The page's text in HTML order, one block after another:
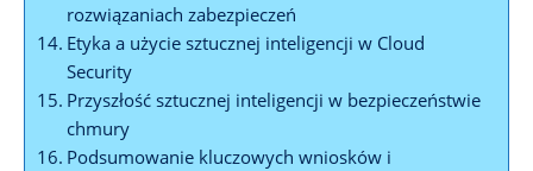
rozwiązaniach zabezpieczeń
Etyka a użycie sztucznej‍ inteligencji w Cloud
Security
Przyszłość sztucznej inteligencji w bezpieczeństwie
chmury
Podsumowanie‌ kluczowych ⁢wniosków ⁢i